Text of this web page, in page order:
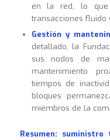
en la red, lo que
transacciones fluido
Gestión y
detallado, la
sus nodos de
mantenimiento
tiempos de
bloques
miembros de la
Resumen: